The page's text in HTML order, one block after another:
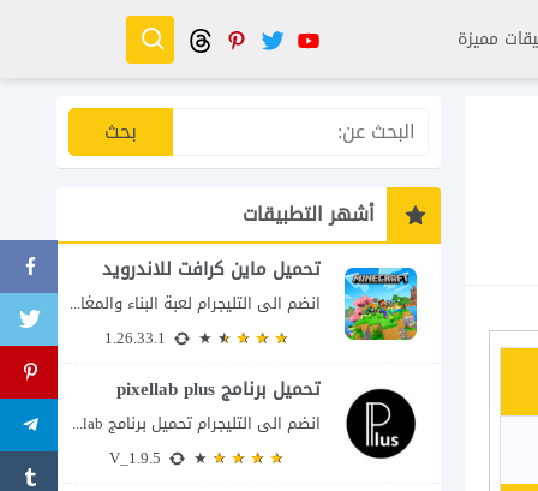
مميزة
أشهر التطبيقات
تحميل ماين كرافت للاندرويد
انضم الى التليجرام لعبة البناء والمغامرة التي لا تنتهي Minecraft إذا كنت تبحث عن...
تحميل برنامج pixellab plus
انضم الى التليجرام تحميل برنامج pixellab مهكر للاندرويد يعتبر تطبيق بيكسلاب من اشهر تطبيقات...